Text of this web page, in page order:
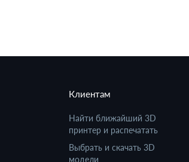
Клиентам
Найти ближайший 3D
принтер и распечатать
Выбрать и скачать 3D
модели